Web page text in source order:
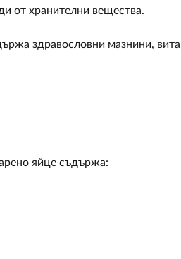
от хранителни вещества.
здравословни мазнини,
яйце съдържа: